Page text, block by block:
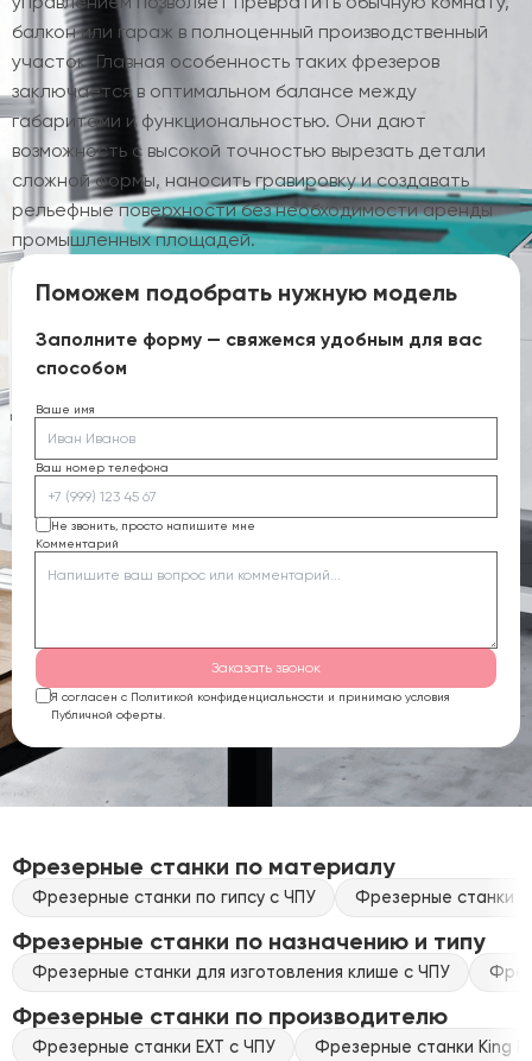
балкон или гараж в полноценный производственный
участок. Главная особенность таких фрезеров
заключается в оптимальном балансе между
габаритами и функциональностью. Они дают
возможность с высокой точностью вырезать детали
сложной формы, наносить гравировку и создавать
рельефные поверхности без необходимости аренды
промышленных площадей.
Поможем подобрать нужную модель
Заполните форму — свяжемся удобным для вас
способом
Ваше имя
Ваш номер телефона
Не звонить, просто напишите мне
Комментарий
Заказать звонок
Я согласен с Политикой конфиденциальности и принимаю условия
Публичной оферты.
Фрезерные станки по материалу
Фрезерные станки по гипсу с ЧПУ Фрезерные станки
Фрезерные станки по назначению и типу
Фрезерные станки для изготовления клише с ЧПУ
Фрезерные станки по производителю
Фрезерные станки EXT с ЧПУ Фрезерные станки King